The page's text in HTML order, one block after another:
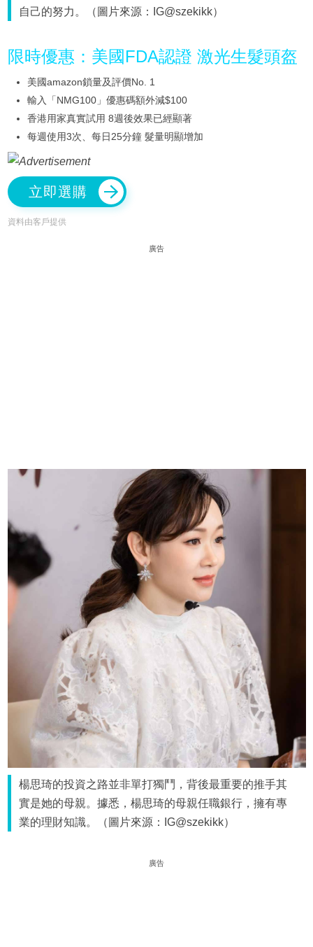
自己的努力。（圖片來源：IG@szekikk）
限時優惠：美國FDA認證 激光生髮頭盔
美國amazon鎖量及評價No. 1
輸入「NMG100」優惠碼額外減$100
香港用家真實試用 8週後效果已經顯著
每週使用3次、每日25分鐘 髮量明顯增加
立即選購
資料由客戶提供
廣告
楊思琦的投資之路並非單打獨鬥，背後最重要的推手其
實是她的母親。據悉，楊思琦的母親任職銀行，擁有專
業的理財知識。（圖片來源：IG@szekikk）
廣告